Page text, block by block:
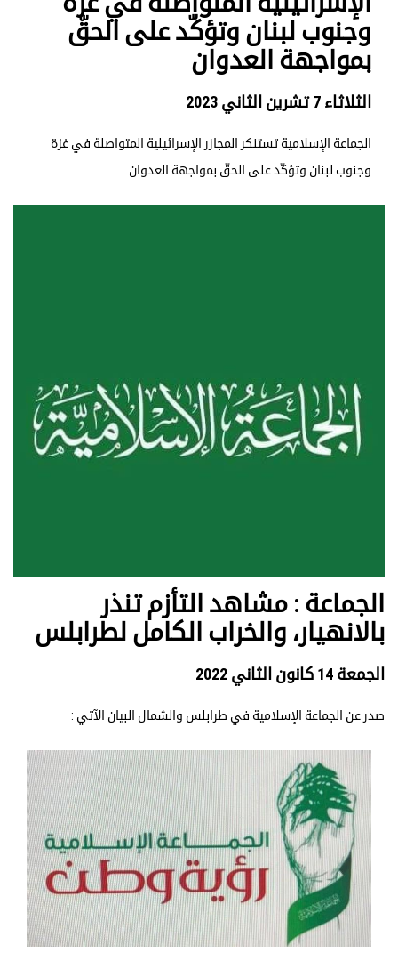
وجنوب لبنان وتؤكّد على الحقّ
بمواجهة العدوان
الثلاثاء 7 تشرين الثاني 2023
الجماعة الإسلامية تستنكر المجازر الإسرائيلية المتواصلة في غزة
وجنوب لبنان وتؤكّد على الحقّ بمواجهة العدوان
الجماعة : مشاهد التأزم تنذر
بالانهيار، والخراب الكامل لطرابلس
الجمعة 14 كانون الثاني 2022
صدر عن الجماعة الإسلامية في طرابلس والشمال البيان الآتي :